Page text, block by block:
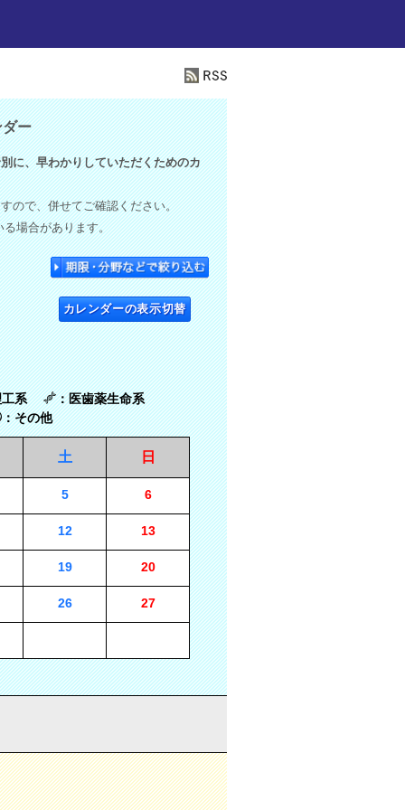
ー
に、早わかりしていただくためのカ
ので、併せてご確認ください。
場合があります。
カレンダーの表示切替
工系
：医歯薬生命系
：その他
土 日
5 6
12 13
19 20
26 27